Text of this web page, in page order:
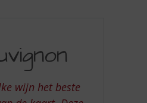
wijn het beste